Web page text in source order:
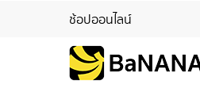
ช้อปออนไลน์